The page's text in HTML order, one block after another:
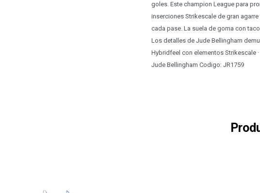
goles. Este champion League para
inserciones Strikescale de gran
cada pase. La suela de goma con
Los detalles de Jude Bellingham
Hybridfeel con elementos Strikescale
Jude Bellingham Codigo: JR1759